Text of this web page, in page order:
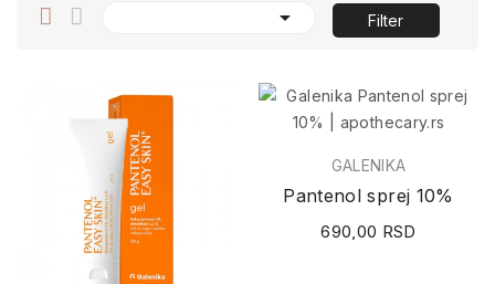
 Filter
GALENIKA
Pantenol sprej 10%
690,00 RSD